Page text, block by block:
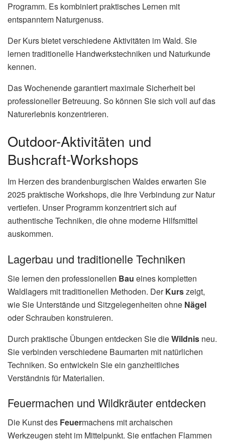
Programm. Es kombiniert praktisches Lernen mit
entspanntem Naturgenuss.
Der Kurs bietet verschiedene Aktivitäten im Wald. Sie
lernen traditionelle Handwerkstechniken und Naturkunde
kennen.
Das Wochenende garantiert maximale Sicherheit bei
professioneller Betreuung. So können Sie sich voll auf das
Naturerlebnis konzentrieren.
Outdoor-Aktivitäten und
Bushcraft-Workshops
Im Herzen des brandenburgischen Waldes erwarten Sie
2025 praktische Workshops, die Ihre Verbindung zur Natur
vertiefen. Unser Programm konzentriert sich auf
authentische Techniken, die ohne moderne Hilfsmittel
auskommen.
Lagerbau und traditionelle Techniken
Sie lernen den professionellen Bau eines kompletten
Waldlagers mit traditionellen Methoden. DerKurszeigt,
wie Sie Unterstände und Sitzgelegenheiten ohne Nägel
oder Schrauben konstruieren.
Durch praktische Übungen entdecken Sie dieWildnis neu.
Sie verbinden verschiedene Baumarten mit natürlichen
Techniken. So entwickeln Sie ein ganzheitliches
Verständnis für Materialien.
Feuermachen und Wildkräuter entdecken
Die Kunst des Feuermachens mit archaischen
Werkzeugen steht im Mittelpunkt. Sie entfachen Flammen